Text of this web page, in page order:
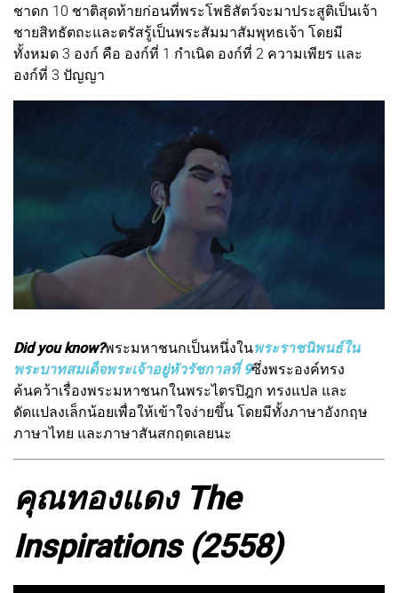
ชาดก 10 ชาติสุดท้ายก่อนที่พระโพธิสัตว์จะมาประสูติเป็นเจ้า
ชายสิทธัตถะและตรัสรู้เป็นพระสัมมาสัมพุทธเจ้า โดยมี
ทั้งหมด 3 องก์ คือ องก์ที่ 1 กำเนิด องก์ที่ 2 ความเพียร และ
องก์ที่ 3 ปัญญา
Did you know?พระมหาชนกเป็นหนึ่งในพระราชนิพนธ์ใน
พระบาทสมเด็จพระเจ้าอยู่หัวรัชกาลที่ 9ซึ่งพระองค์ทรง
ค้นคว้าเรื่องพระมหาชนกในพระไตรปิฎก ทรงแปล และ
ดัดแปลงเล็กน้อยเพื่อให้เข้าใจง่ายขึ้น โดยมีทั้งภาษาอังกฤษ
ภาษาไทย และภาษาสันสกฤตเลยนะ
คุณทองแดง The
Inspirations (2558)